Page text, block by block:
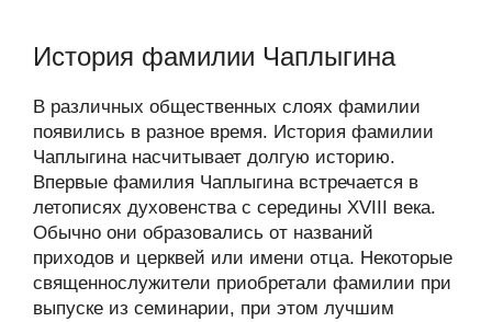
История фамилии Чаплыгина
В различных общественных слоях фамилии
появились в разное время. История фамилии
Чаплыгина насчитывает долгую историю.
Впервые фамилия Чаплыгина встречается в
летописях духовенства с середины XVIII века.
Обычно они образовались от названий
приходов и церквей или имени отца. Некоторые
священнослужители приобретали фамилии при
выпуске из семинарии, при этом лучшим